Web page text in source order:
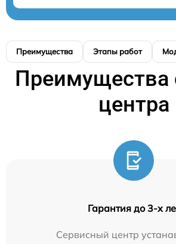
Преимущества Этапы работ
Преимущества
центра
Гарантия до 3-х
Сервисный центр